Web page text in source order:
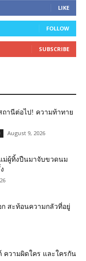
LIKE
FOLLOW
SUBSCRIBE
สถานีต่อไป! ความท้าทาย
August 9, 2026
ม่ผู้ทิ้งปืนมาจับขวดนม
สะท้อนความกลัวที่อยู่
ความผิดใคร และใครกัน